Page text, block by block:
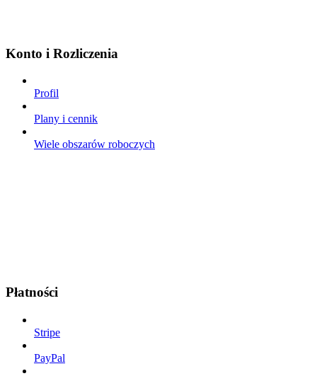
Konto i Rozliczenia
Profil
Plany i cennik
Wiele obszarów roboczych
Płatności
Stripe
PayPal